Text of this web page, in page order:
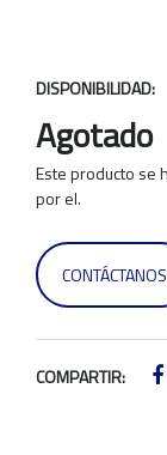
DISPONIBILIDAD:
Agotado
Este producto se
por el.
CONTÁCTANOS
COMPARTIR: